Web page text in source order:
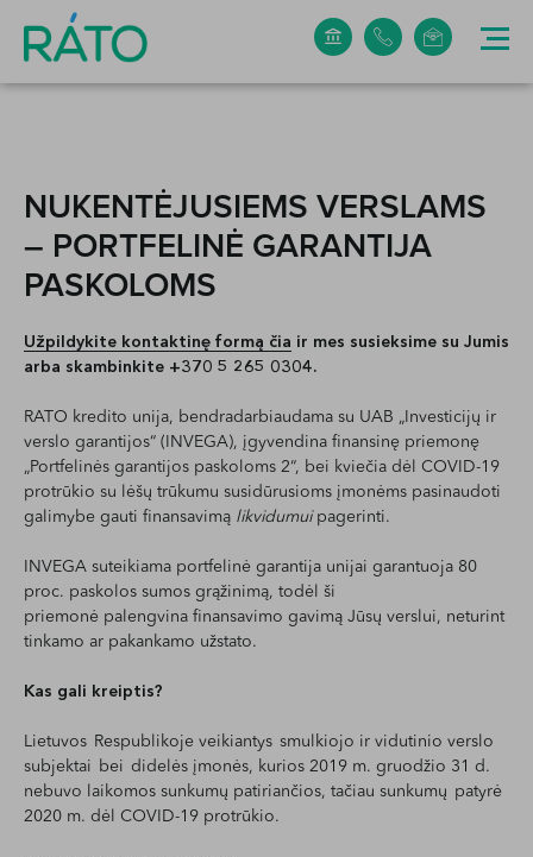
+370 5 265 0304 info@rato.lt
NUKENTĖJUSIEMS VERSLAMS
– PORTFELINĖ GARANTIJA
PASKOLOMS
Užpildykite kontaktinę formą čia ir mes susieksime su Jumis
arba skambinkite +370 5 265 0304.
RATO kredito unija, bendradarbiaudama su UAB „Investicijų ir
verslo garantijos“ (INVEGA), įgyvendina finansinę priemonę
„Portfelinės garantijos paskoloms 2“, bei kviečia dėl COVID-19
protrūkio su lėšų trūkumu susidūrusioms įmonėms pasinaudoti
galimybe gauti finansavimą likvidumuipagerinti.
INVEGA suteikiama portfelinė garantija unijai garantuoja 80
proc. paskolos sumos grąžinimą, todėl ši
priemonė palengvina finansavimo gavimą Jūsų verslui, neturint
tinkamo ar pakankamo užstato.
Kas gali kreiptis?
Lietuvos Respublikoje veikiantys smulkiojo ir vidutinio verslo
subjektai bei didelės įmonės, kurios 2019 m. gruodžio 31 d.
nebuvo laikomos sunkumų patiriančios, tačiau sunkumų patyrė
2020 m. dėl COVID-19 protrūkio.